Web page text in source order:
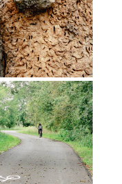
(Żmigród -
führt durch die
Landschaft
Gabelungen der
und Orla. Die
auf lokalen
Kilometer